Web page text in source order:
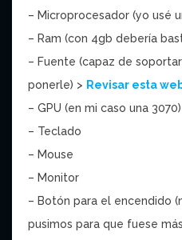
– Microprocesador (yo usé
– Ram (con 4gb debería
– Fuente (capaz de
ponerle) > Revisar esta
– GPU (en mi caso una 3070)
– Teclado
– Mouse
– Monitor
– Botón para el encendido
pusimos para que fuese